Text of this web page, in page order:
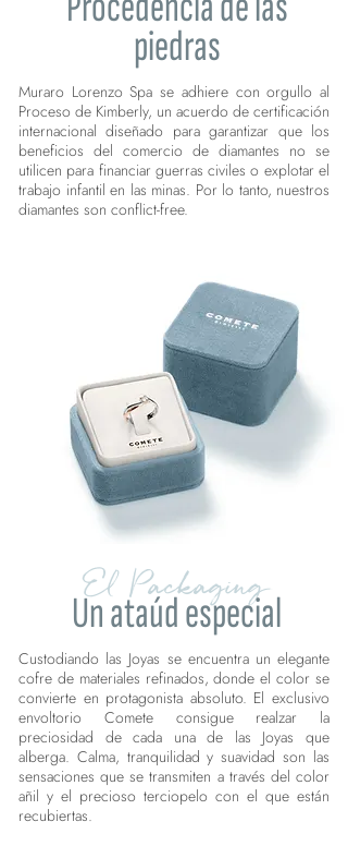
piedras
Muraro Lorenzo Spa se adhiere con orgullo al
Proceso de Kimberly, un acuerdo de certificación
internacional diseñado para garantizar que los
beneficios del comercio de diamantes no se
utilicen para financiar guerras civiles o explotar el
trabajo infantil en las minas. Por lo tanto, nuestros
diamantes son conflict-free.
El Packaging
Un ataúd especial
Custodiando las Joyas se encuentra un elegante
cofre de materiales refinados, donde el color se
convierte en protagonista absoluto. El exclusivo
envoltorio Comete consigue realzar la
preciosidad de cada una de las Joyas que
alberga. Calma, tranquilidad y suavidad son las
sensaciones que se transmiten a través del color
añil y el precioso terciopelo con el que están
recubiertas.